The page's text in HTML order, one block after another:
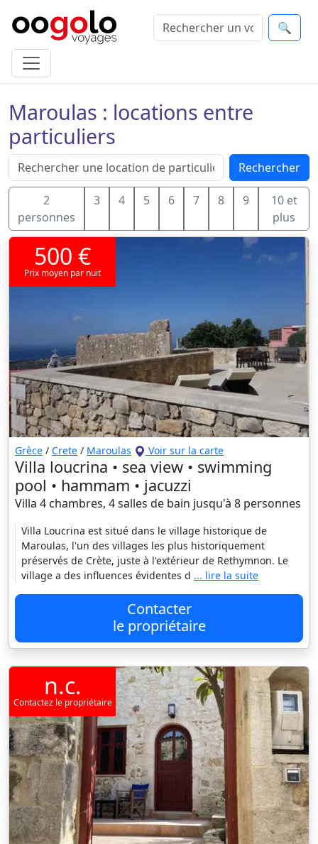
🔍
Maroulas : locations entre
particuliers
Rechercher
2
personnes
3 4 5 6 7 8 9
10 et
plus
500 €
Prix moyen par nuit
Grèce / Crete / Maroulas Voir sur la carte
Villa loucrina • sea view • swimming
pool • hammam • jacuzzi
Villa 4 chambres, 4 salles de bain jusqu'à 8 personnes
Villa Loucrina est situé dans le village historique de
Maroulas, l'un des villages les plus historiquement
préservés de Crète, juste à l'extérieur de Rethymnon. Le
village a des influences évidentes d ... lire la suite
Contacter
le propriétaire
n.c.
Contactez le propriétaire